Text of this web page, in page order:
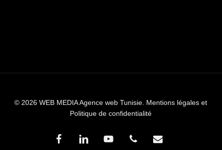
© 2026 WEB MEDIA Agence web Tunisie. Mentions légales et
Politique de confidentialité
facebooklinkedin youtube phone email